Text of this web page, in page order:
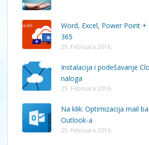
Word, Excel, Power Point +
365
25. Februara 2016.
Instalacija i podešavanje
naloga
25. Februara 2016.
Na klik: Optimizacija mail
Outlook-a
25. Februara 2016.